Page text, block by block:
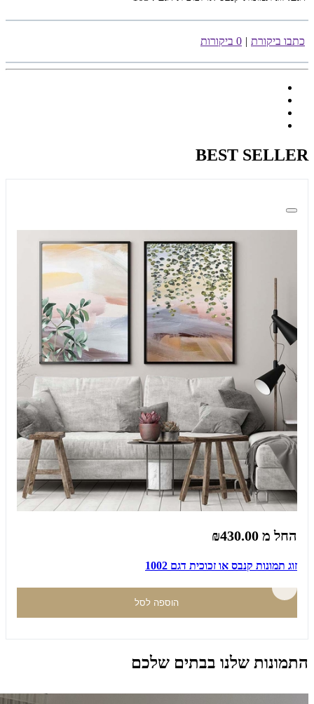
כתבו ביקורת | 0 ביקורות
BEST SELLER
החל מ ₪430.00
זוג תמונות קנבס או זכוכית דגם 1002
הוספה לסל
התמונות שלנו בבתים שלכם